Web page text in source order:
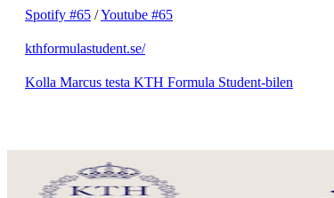
Spotify #65 /Youtube #65
kthformulastudent.se/
Kolla Marcus testa KTH Formula Student-bilen